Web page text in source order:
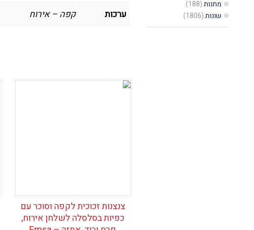
מתנות(188)
שונות(1806)
ערכות
קפה – אירוח
צנצנות זכוכית לקפה וסוכר עם
כפיות בסלסלה לשלחן אירוח,